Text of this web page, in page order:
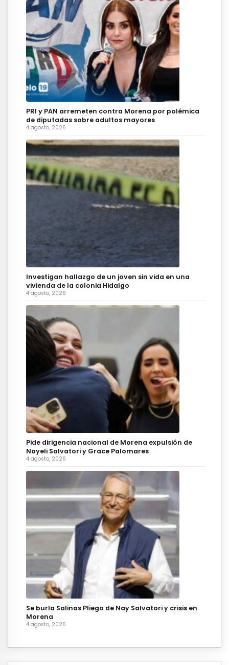
PRI y PAN arremeten contra Morena por polémica
de diputadas sobre adultos mayores
4 agosto, 2026
Investigan hallazgo de un joven sin vida en una
vivienda de la colonia Hidalgo
4 agosto, 2026
Pide dirigencia nacional de Morena expulsión de
Nayeli Salvatori y Grace Palomares
4 agosto, 2026
Se burla Salinas Pliego de Nay Salvatori y crisis en
Morena
4 agosto, 2026